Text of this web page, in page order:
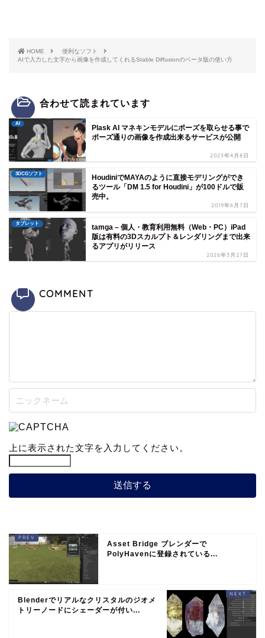
HOME
便利なソフト
AIで入力した文字から画像を作成してくれるStable Diffusionのベータ版の使い方
合わせて読まれています
AI
Plask AI マネキンモデルにポーズを取らせる事で
ポーズ通りの画像を作成出来るサービスが公開
2023年4月8日
3DCGソフト
HoudiniでMAYAのように直接モデリングができ
るツール「DM 1.5 for Houdini」が100ドルで販
売中。
2019年6月7日
タブレット
tamga – 個人・教育利用無料（Web・PC）iPad
版は有料の3Dスカルプト＆レンダリングまで出来
るアプリがリリース
2026年3月27日
COMMENT
上に表示された文字を入力してください。
Asset Bridge ブレンダーで
PolyHavenに登録されている...
Blenderでリアルなクリスタルのジオメ
トリーノードにシェーダーが付い...